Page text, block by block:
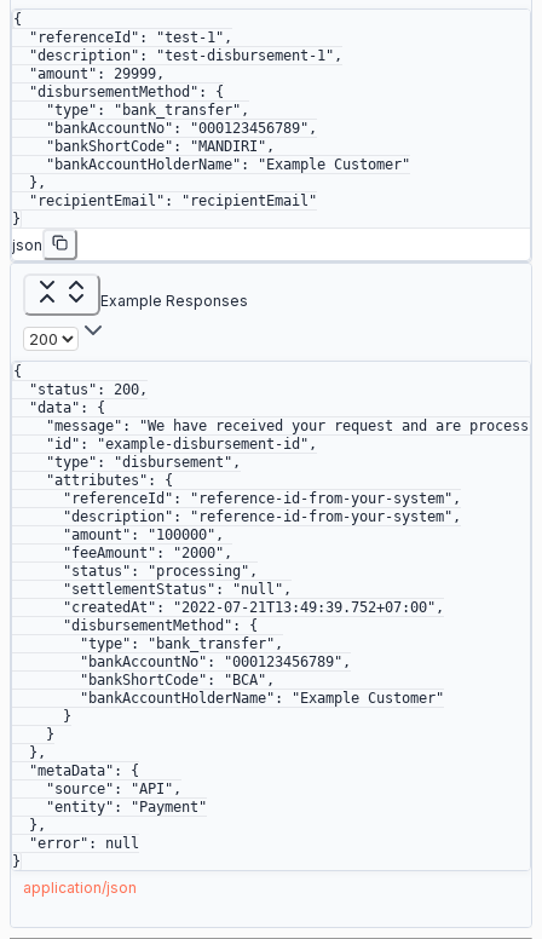
{
  "referenceId"
: "test-1" ,
  "description"
: "test-disbursement-1" ,
  "amount"
: 29999,
  "disbursementMethod"
: {
    "type"
: "bank_transfer" ,
    "bankAccountNo"
: "000123456789" ,
    "bankShortCode"
: "MANDIRI" ,
    "bankAccountHolderName"
:
"Example Customer"
  },
  "recipientEmail"
:
"recipientEmail"
}
json
Example Responses
{
  "status"
: 200,
  "data"
: {
    "message"
:
"We have received your request and are
    "id"
: "example-disbursement-id" ,
    "type"
: "disbursement" ,
    "attributes"
: {
      "referenceId"
: "reference-id-from-your-system" ,
      "description"
: "reference-id-from-your-system" ,
      "amount"
: "100000" ,
      "feeAmount"
: "2000" ,
      "status"
: "processing" ,
      "settlementStatus"
: "null" ,
      "createdAt"
: "2022-07-21T13:49:39.752+07:00" ,
      "disbursementMethod"
: {
        "type"
: "bank_transfer" ,
        "bankAccountNo"
: "000123456789" ,
        "bankShortCode"
: "BCA" ,
        "bankAccountHolderName"
:
"Example Customer"
      }
    }
  },
  "metaData"
: {
    "source"
: "API" ,
    "entity"
:
"Payment"
  },
  "error"
: null
}
json
application/json